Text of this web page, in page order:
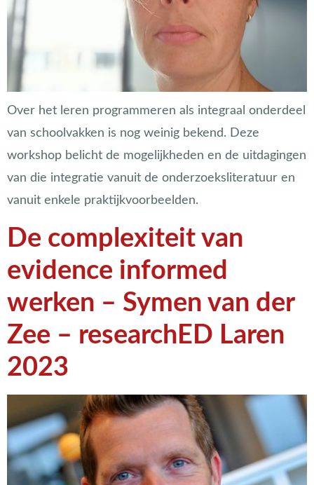
Over het leren programmeren als integraal onderdeel
van schoolvakken is nog weinig bekend. Deze
workshop belicht de mogelijkheden en de uitdagingen
van die integratie vanuit de onderzoeksliteratuur en
vanuit enkele praktijkvoorbeelden.
De complexiteit van
evidence informed
werken – Symen van der
Zee – researchED Laren
2023